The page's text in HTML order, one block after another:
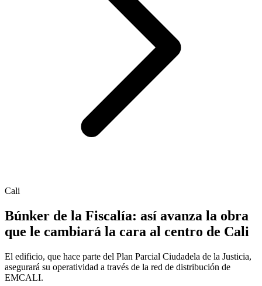
Cali
Búnker de la Fiscalía: así avanza la obra
que le cambiará la cara al centro de Cali
El edificio, que hace parte del Plan Parcial Ciudadela de la Justicia,
asegurará su operatividad a través de la red de distribución de
EMCALI.